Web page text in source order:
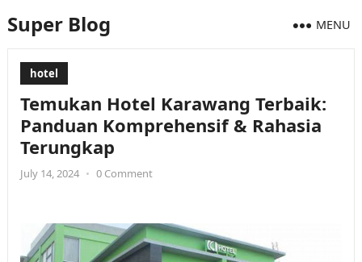
Super Blog MENU
hotel
Temukan Hotel Karawang Terbaik:
Panduan Komprehensif & Rahasia
Terungkap
July 14, 2024 • 0 Comment